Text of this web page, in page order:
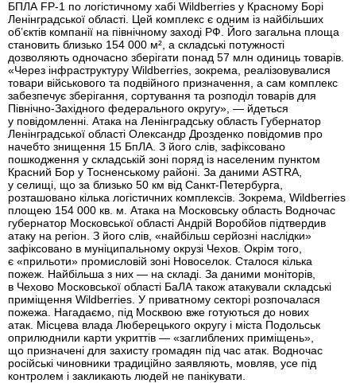
БПЛА FP-1 по логістичному хабі Wildberries у Красному Борі
Ленінградської області. Цей комплекс є одним із найбільших
об’єктів компанії на північному заході РФ. Його загальна площа
становить близько 154 000 м², а складські потужності
дозволяють одночасно зберігати понад 57 млн одиниць товарів.
«Через інфраструктуру Wildberries, зокрема, реалізовувалися
товари військового та подвійного призначення, а сам комплекс
забезпечує зберігання, сортування та розподіл товарів для
Північно-Західного федерального округу», — йдеться
у повідомленні. Атака на Ленінградську область Губернатор
Ленінградської області Олександр Дрозденко повідомив про
начебто знищення 15 БпЛА. З його слів, зафіксовано
пошкодження у складській зоні поряд із населеним пунктом
Красний Бор у Тосненському районі. За даними ASTRA,
у селищі, що за близько 50 км від Санкт-Петербурга,
розташовано кілька логістичних комплексів. Зокрема, Wildberries
площею 154 000 кв. м. Атака на Московську область Водночас
губернатор Московської області Андрій Воробйов підтвердив
атаку на регіон. З його слів, «найбільш серйозні наслідки»
зафіксовано в муніципальному окрузі Чехов. Окрім того,
є «прильоти» промисловій зоні Новоселок. Сталося кілька
пожеж. Найбільша з них — на складі. За даними моніторів,
в Чехово Московської області БаЛА також атакували складські
приміщення Wildberries. У приватному секторі розпочалася
пожежа. Нагадаємо, під Москвою вже готуються до нових
атак. Місцева влада Люберецького округу і міста Подольськ
оприлюднили карти укриттів — «заглиблених приміщень»,
що призначені для захисту громадян під час атак. Водночас
російські чиновники традиційно заявляють, мовляв, усе під
контролем і закликають людей не панікувати.